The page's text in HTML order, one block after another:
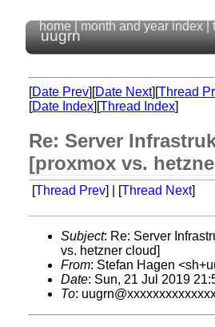
uugrn
home month and year index
[Date Prev][Date Next][Thread
[Date Index][Thread Index]
Re: Server
[proxmox vs.
[Thread Prev] | [Thread Next]
Subject: Re: Server
vs. hetzner cloud]
From: Stefan Hagen
Date: Sun, 21 Jul 2019
To: